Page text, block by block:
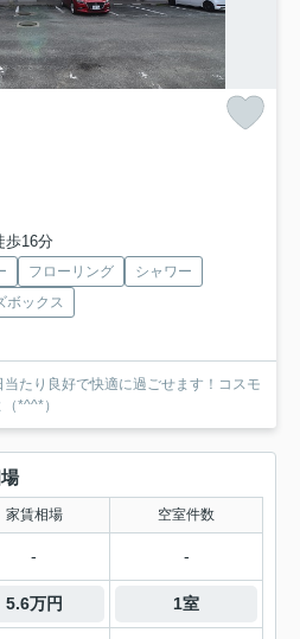
歩16分
フローリング
シャワー
ボックス
たり良好で快適に過ごせます！コスモ
*^^*）
家賃相場 空室件数
- -
5.6万円 1室